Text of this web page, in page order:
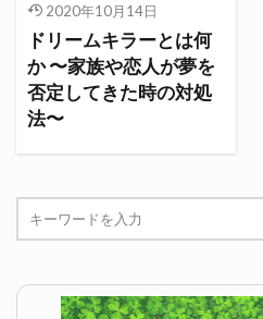
2020年10月14日
ドリームキラーとは何
か 〜家族や恋人が夢を
否定してきた時の対処
法〜